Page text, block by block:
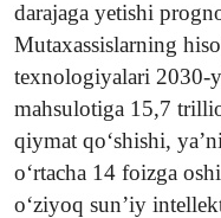
darajaga yetishi
Mutaxassislarning
texnologiyalari 2030-
mahsulotiga 15,7
qiymat qo‘shishi,
o‘rtacha 14 foizga
o‘ziyoq sun’iy